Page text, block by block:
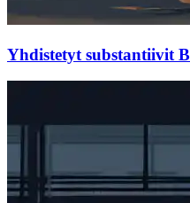
Yhdistetyt substantiivit